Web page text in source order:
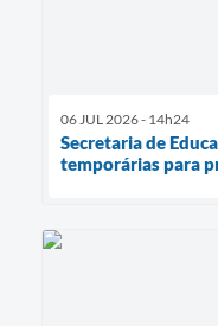
06 JUL 2026 - 14h24
Secretaria de
temporárias para